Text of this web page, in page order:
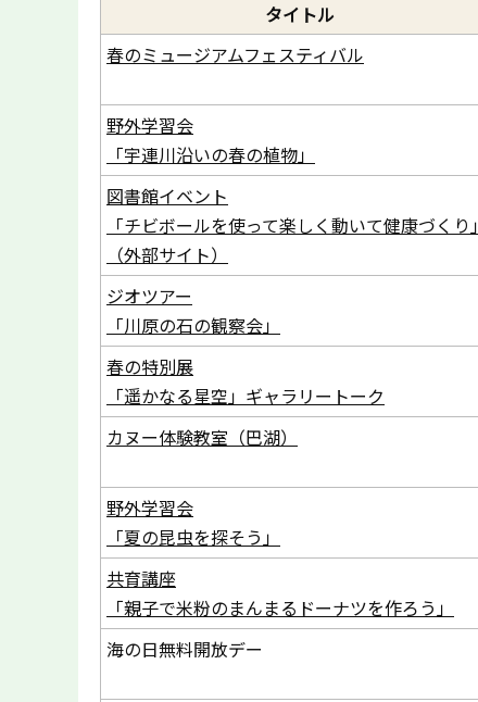
タイトル
春のミュージアムフェスティバル
野外学習会
「宇連川沿いの春の植物」
図書館イベント
「チビボールを使って楽しく動いて健康づくり」
（外部サイト）
ジオツアー
「川原の石の観察会」
春の特別展
「遥かなる星空」ギャラリートーク
カヌー体験教室（巴湖）
野外学習会
「夏の昆虫を探そう」
共育講座
「親子で米粉のまんまるドーナツを作ろう」
海の日無料開放デー